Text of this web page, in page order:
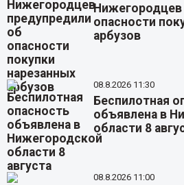
Нижегородцев
опасности
арбузов
08.8.2026 11:30
Беспилотная
объявлена в
области 8
08.8.2026 11:00